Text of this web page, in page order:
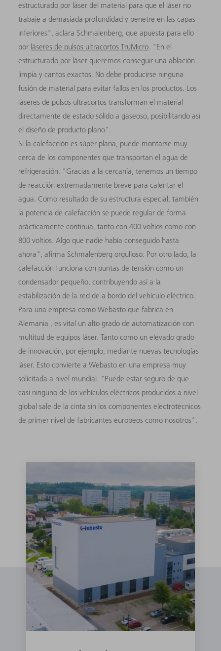
estructurado por láser del material para que el láser no
trabaje a demasiada profundidad y penetre en las capas
inferiores", aclara Schmalenberg, que apuesta para ello
por láseres de pulsos ultracortos TruMicro. "En el
estructurado por láser queremos conseguir una ablación
limpia y cantos exactos. No debe producirse ninguna
fusión de material para evitar fallos en los productos. Los
láseres de pulsos ultracortos transforman el material
directamente de estado sólido a gaseoso, posibilitando así
el diseño de producto plano".
Si la calefacción es súper plana, puede montarse muy
cerca de los componentes que transportan el agua de
refrigeración. "Gracias a la cercanía, tenemos un tiempo
de reacción extremadamente breve para calentar el
agua. Como resultado de su estructura especial, también
la potencia de calefacción se puede regular de forma
prácticamente continua, tanto con 400 voltios como con
800 voltios. Algo que nadie había conseguido hasta
ahora", afirma Schmalenberg orgulloso. Por otro lado, la
calefacción funciona con puntas de tensión como un
condensador pequeño, contribuyendo así a la
estabilización de la red de a bordo del vehículo eléctrico.
Para una empresa como Webasto que fabrica en
Alemania , es vital un alto grado de automatización con
multitud de equipos láser. Tanto como un elevado grado
de innovación, por ejemplo, mediante nuevas tecnologías
láser. Esto convierte a Webasto en una empresa muy
solicitada a nivel mundial. "Puede estar seguro de que
casi ninguno de los vehículos eléctricos producidos a nivel
global sale de la cinta sin los componentes electrotécnicos
de primer nivel de fabricantes europeos como nosotros".